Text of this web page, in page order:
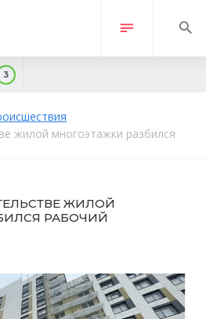
3
жилой многоэтажки разбился
ЖИЛОЙ
РАБОЧИЙ